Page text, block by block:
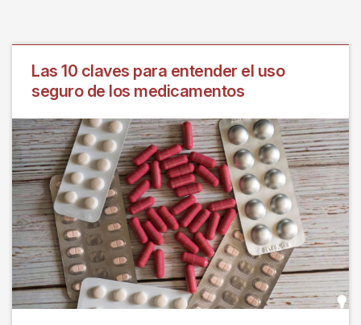
Las 10 claves para entender el uso
seguro de los medicamentos